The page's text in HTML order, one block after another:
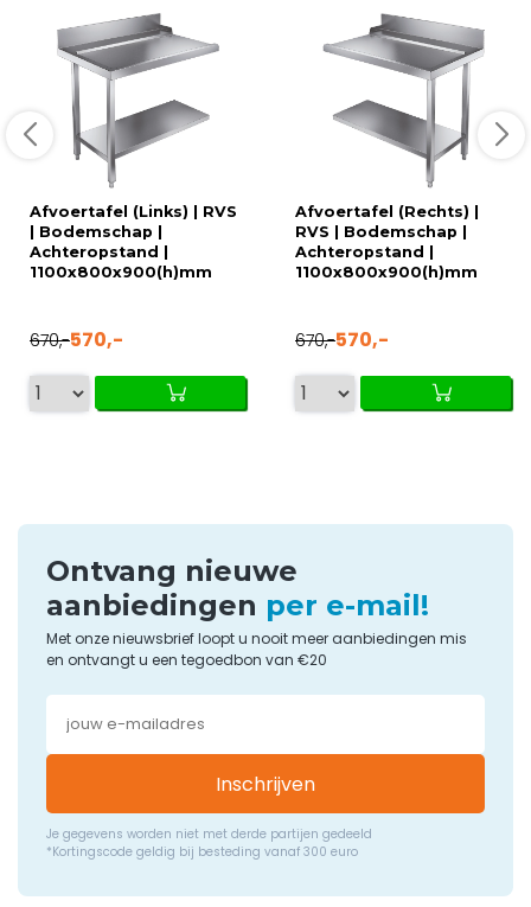
Afvoertafel (Links) | RVS
| Bodemschap |
Achteropstand |
1100x800x900(h)mm
670,-570,-
Afvoertafel (Rechts) |
RVS | Bodemschap |
Achteropstand |
1100x800x900(h)mm
670,-570,-
Ontvang nieuwe
aanbiedingen per e-mail!
Met onze nieuwsbrief loopt u nooit meer aanbiedingen mis
en ontvangt u een tegoedbon van €20
Inschrijven
Je gegevens worden niet met derde partijen gedeeld
*Kortingscode geldig bij besteding vanaf 300 euro